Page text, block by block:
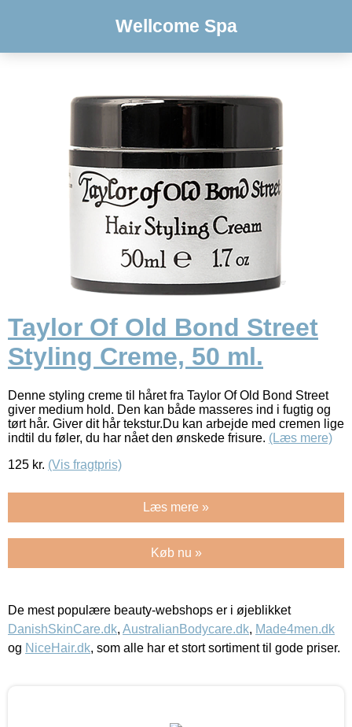
Wellcome Spa
Taylor Of Old Bond Street
Styling Creme, 50 ml.
Denne styling creme til håret fra Taylor Of Old Bond Street
giver medium hold. Den kan både masseres ind i fugtig og
tørt hår. Giver dit hår tekstur.Du kan arbejde med cremen lige
indtil du føler, du har nået den ønskede frisure. (Læs mere)
125 kr. (Vis fragtpris)
Læs mere »
Køb nu »
De mest populære beauty-webshops er i øjeblikket
DanishSkinCare.dk, AustralianBodycare.dk, Made4men.dk
og NiceHair.dk, som alle har et stort sortiment til gode priser.